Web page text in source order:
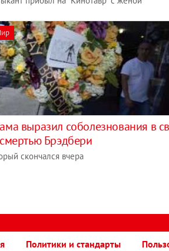
выразил соболезнования в
Брэдбери
скончался вчера
Политики и стандарты